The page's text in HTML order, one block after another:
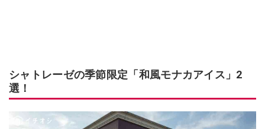
シャトレーゼの季節限定「和風モナカアイス」2
選！